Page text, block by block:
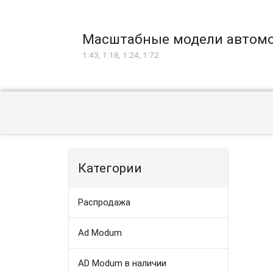
Масштабные модели
1:43, 1:18, 1:24, 1:72
Категории
Распродажа
Ad Modum
AD Modum в наличии